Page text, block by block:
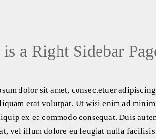
a Right Sidebar
dolor sit amet, consectetuer
erat volutpat. Ut wisi enim ad
ex ea commodo consequat. Duis
vel illum dolore eu feugiat nulla